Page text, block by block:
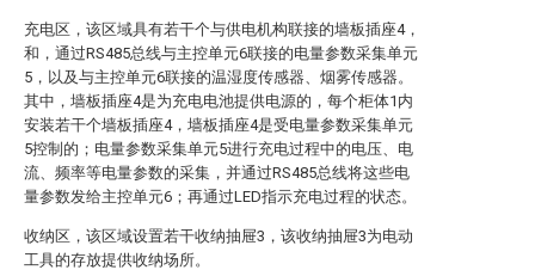
充电区，该区域具有若干个与供电机构联接的墙板插座4，
和，通过RS485总线与主控单元6联接的电量参数采集单元
5，以及与主控单元6联接的温湿度传感器、烟雾传感器。
其中，墙板插座4是为充电电池提供电源的，每个柜体1内
安装若干个墙板插座4，墙板插座4是受电量参数采集单元
5控制的；电量参数采集单元5进行充电过程中的电压、电
流、频率等电量参数的采集，并通过RS485总线将这些电
量参数发给主控单元6；再通过LED指示充电过程的状态。
收纳区，该区域设置若干收纳抽屉3，该收纳抽屉3为电动
工具的存放提供收纳场所。